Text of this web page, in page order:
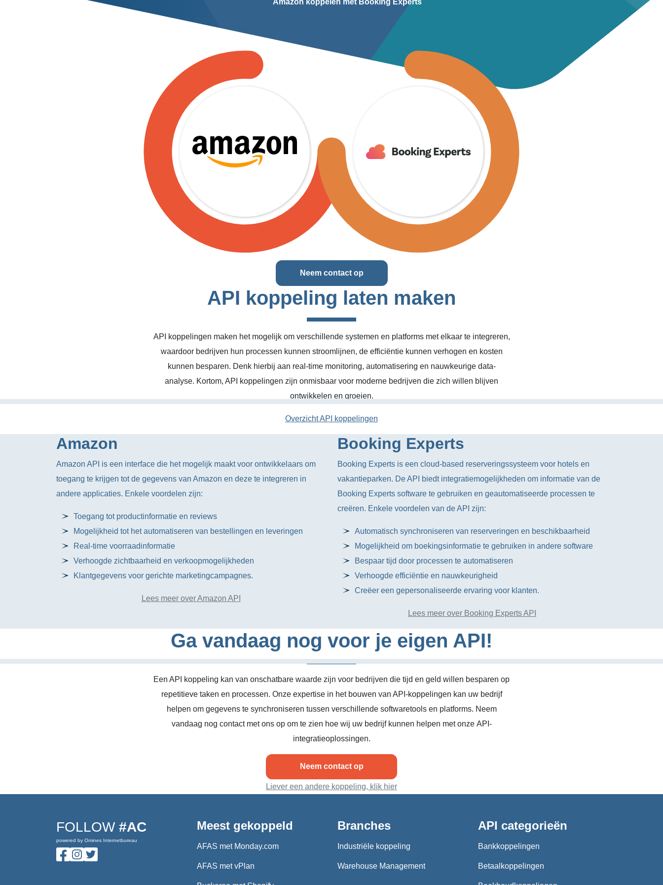
Amazon koppelen met Booking Experts
Neem contact op
API koppeling laten maken
API koppelingen maken het mogelijk om verschillende systemen en platforms met elkaar te integreren,
waardoor bedrijven hun processen kunnen stroomlijnen, de efficiëntie kunnen verhogen en kosten
kunnen besparen. Denk hierbij aan real-time monitoring, automatisering en nauwkeurige data-
analyse. Kortom, API koppelingen zijn onmisbaar voor moderne bedrijven die zich willen blijven
ontwikkelen en groeien.
Overzicht API koppelingen
Amazon
Amazon API is een interface die het mogelijk maakt voor ontwikkelaars om
toegang te krijgen tot de gegevens van Amazon en deze te integreren in
andere applicaties. Enkele voordelen zijn:
Toegang tot productinformatie en reviews
Mogelijkheid tot het automatiseren van bestellingen en leveringen
Real-time voorraadinformatie
Verhoogde zichtbaarheid en verkoopmogelijkheden
Klantgegevens voor gerichte marketingcampagnes.
Lees meer over Amazon API
Booking Experts
Booking Experts is een cloud-based reserveringssysteem voor hotels en
vakantieparken. De API biedt integratiemogelijkheden om informatie van de
Booking Experts software te gebruiken en geautomatiseerde processen te
creëren. Enkele voordelen van de API zijn:
Automatisch synchroniseren van reserveringen en beschikbaarheid
Mogelijkheid om boekingsinformatie te gebruiken in andere software
Bespaar tijd door processen te automatiseren
Verhoogde efficiëntie en nauwkeurigheid
Creëer een gepersonaliseerde ervaring voor klanten.
Lees meer over Booking Experts API
Ga vandaag nog voor je eigen API!
Een API koppeling kan van onschatbare waarde zijn voor bedrijven die tijd en geld willen besparen op
repetitieve taken en processen. Onze expertise in het bouwen van API-koppelingen kan uw bedrijf
helpen om gegevens te synchroniseren tussen verschillende softwaretools en platforms. Neem
vandaag nog contact met ons op om te zien hoe wij uw bedrijf kunnen helpen met onze API-
integratieoplossingen.
Neem contact op
Liever een andere koppeling, klik hier
FOLLOW #AC
powered by Omines Internetbureau
Meest gekoppeld
AFAS met Monday.com
AFAS met vPlan
Branches
Industriële koppeling
Warehouse Management
API categorieën
Bankkoppelingen
Betaalkoppelingen